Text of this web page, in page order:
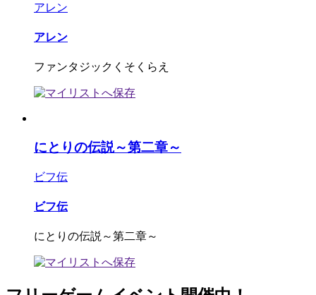
アレン
アレン
ファンタジックくそくらえ
にとりの伝説～第二章～
ビフ伝
ビフ伝
にとりの伝説～第二章～